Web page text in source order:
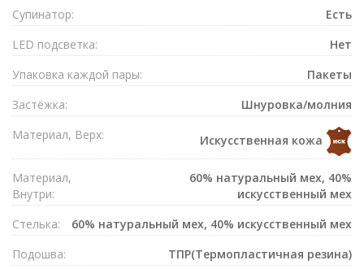
Супинатор:
Есть
LED подсветка:
Нет
Упаковка каждой пары:
Пакеты
Застёжка:
Шнуровка/молния
Материал, Верх:
Искусственная кожа
Материал,
Внутри:
60% натуральный мех, 40%
искусственный мех
Стелька:
60% натуральный мех, 40% искусственный мех
Подошва:
ТПР(Термопластичная резина)